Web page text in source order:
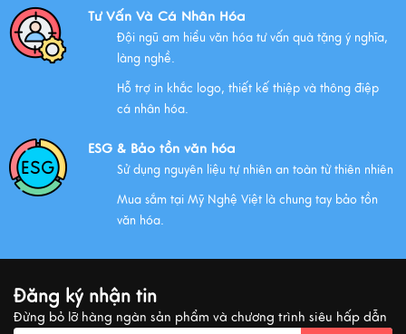
Tư Vấn Và Cá Nhân Hóa
Đội ngũ am hiểu văn hóa tư vấn quà tặng ý nghĩa,
làng nghề.
Hỗ trợ in khắc logo, thiết kế thiệp và thông điệp
cá nhân hóa.
ESG & Bảo tồn văn hóa
Sử dụng nguyên liệu tự nhiên an toàn từ thiên nhiên
Mua sắm tại Mỹ Nghệ Việt là chung tay bảo tồn
văn hóa.
Đăng ký nhận tin
Đừng bỏ lỡ hàng ngàn sản phẩm và chương trình siêu hấp dẫn